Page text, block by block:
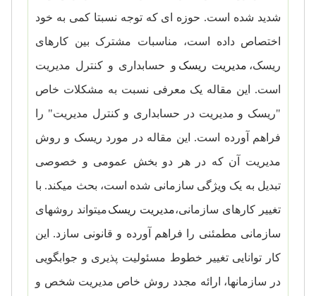
شدید شده است. حوزه ­ای که توجه نسبتا کمی به خود
اختصاص داده است، مناسبات مشترک بین کارهای
ریسک،مدیریت ریسکو حسابداری و کنترل مدیریت
است. این مقاله یک معرفی نسبت به مشکلات خاص
"ریسک و مدیریت در حسابداری و کنترل مدیریت" را
فراهم آورده است. این مقاله در مورد ریسک و روش
مدیریت آن که در هر دو بخش عمومی و خصوصی
تبدیل به یک ویژگی سازمانی شده است، بحث می­کند. با
تغییر کارهای سازمانی،مدیریت ریسکمی­تواند روش­های
سازمانی مطمئنی را فراهم آورده و قانونی سازد. این
کار توانایی تغییر خطوط مسئولیت ­پذیری و جوابگویی
در سازمان­ها، ارائه مجدد روش خاص مدیریت شخص و